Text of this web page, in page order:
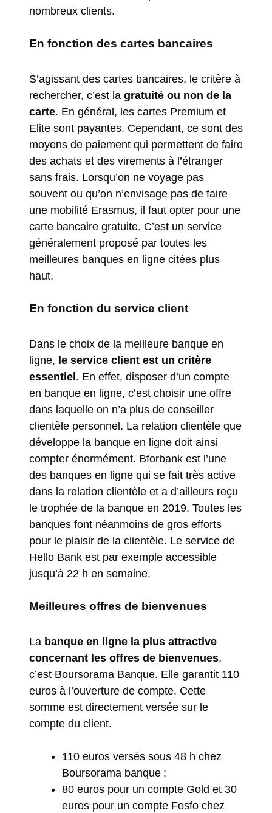
nombreux clients.
En fonction des cartes bancaires
S’agissant des cartes bancaires, le critère à
rechercher, c’est la gratuité ou non de la
carte. En général, les cartes Premium et
Elite sont payantes. Cependant, ce sont des
moyens de paiement qui permettent de faire
des achats et des virements à l’étranger
sans frais. Lorsqu’on ne voyage pas
souvent ou qu’on n’envisage pas de faire
une mobilité Erasmus, il faut opter pour une
carte bancaire gratuite. C’est un service
généralement proposé par toutes les
meilleures banques en ligne citées plus
haut.
En fonction du service client
Dans le choix de la meilleure banque en
ligne, le service client est un critère
essentiel . En effet, disposer d’un compte
en banque en ligne, c’est choisir une offre
dans laquelle on n’a plus de conseiller
clientèle personnel. La relation clientèle que
développe la banque en ligne doit ainsi
compter énormément. Bforbank est l’une
des banques en ligne qui se fait très active
dans la relation clientèle et a d’ailleurs reçu
le trophée de la banque en 2019. Toutes les
banques font néanmoins de gros efforts
pour le plaisir de la clientèle. Le service de
Hello Bank est par exemple accessible
jusqu’à 22 h en semaine.
Meilleures offres de bienvenues
La banque en ligne la plus attractive
concernant les offres de bienvenues,
c’est Boursorama Banque. Elle garantit 110
euros à l’ouverture de compte. Cette
somme est directement versée sur le
compte du client.
110 euros versés sous 48 h chez
Boursorama banque ;
80 euros pour un compte Gold et 30
euros pour un compte Fosfo chez